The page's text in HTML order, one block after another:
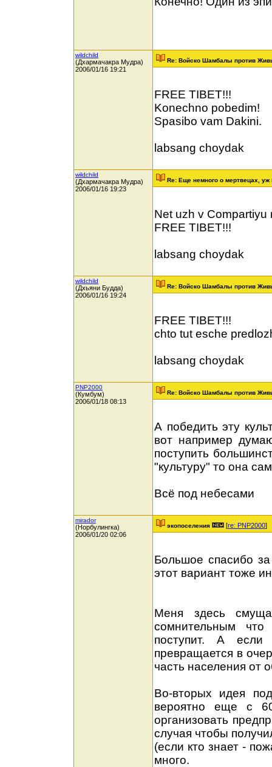
wildchild
(Дхармачакра Мудра)
2006/01/16 19:21
Re: Войско Шамбалы против
FREE TIBET!!!
Konechno pobedim!
Spasibo vam Dakini.
labsang choydak
wildchild
(Дхармачакра Мудра)
2006/01/16 19:23
Re: Еще немного о мертвецах, уж
Net uzh v Compartiyu
FREE TIBET!!!
labsang choydak
wildchild
(Дхьяни Будда)
2006/01/16 19:24
Re: Войско Шамбалы против
FREE TIBET!!!
chto tut esche
labsang choydak
PNP2000
(Кумбум)
2006/01/18 08:13
Re: Войско Шамбалы против
А победить эту
вот например
поступить
"культуру" то она
Всё под небесами
mirador
(Норбулингка)
2006/01/20 02:06
экопоселения [re: PNP2000]
Большое спасибо
этот вариант тоже
Меня здесь
сомнительным
поступит. А если
превращается в
часть населения от
Во-вторых идея
вероятно еще с
организовать
случая чтобы
(если кто знает -
много.